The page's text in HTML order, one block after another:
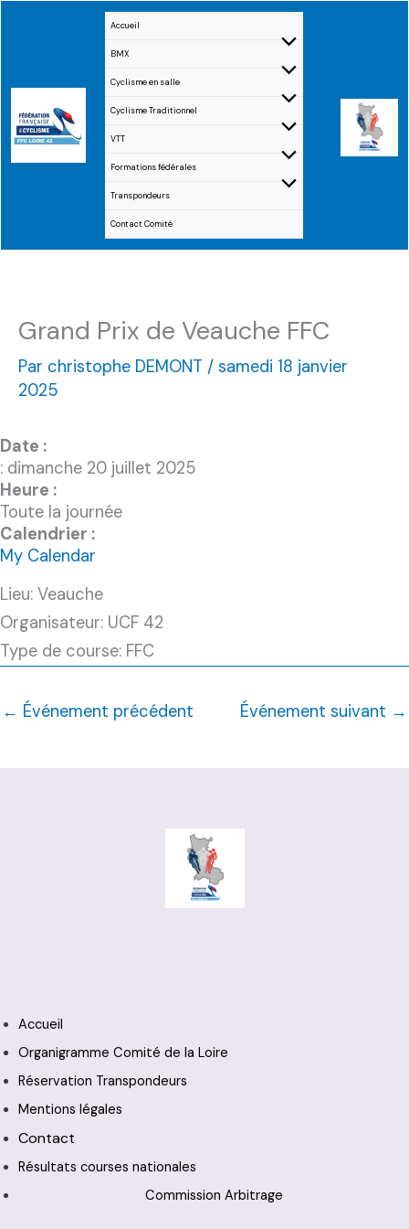
Accueil
BMX
Cyclisme en salle
Cyclisme Traditionnel
VTT
Formations fédérales
Transpondeurs
Contact Comité
Grand Prix de Veauche FFC
Par christophe DEMONT / samedi 18 janvier
2025
Date :
: dimanche 20 juillet 2025
Heure :
Toute la journée
Calendrier :
My Calendar
Lieu: Veauche
Organisateur: UCF 42
Type de course: FFC
← Événement précédent Événement suivant →
Accueil
Organigramme Comité de la Loire
Réservation Transpondeurs
Mentions légales
Contact
Résultats courses nationales
Commission Arbitrage